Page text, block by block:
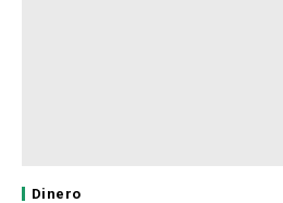
Dinero